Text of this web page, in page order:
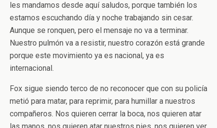
les mandamos desde aquí saludos, porque también los
estamos escuchando día y noche trabajando sin cesar.
Aunque se ronquen, pero el mensaje no va a terminar.
Nuestro pulmón va a resistir, nuestro corazón está grande
porque este movimiento ya es nacional, ya es
internacional.
Fox sigue siendo terco de no reconocer que con su policía
metió para matar, para reprimir, para humillar a nuestros
compañeros. Nos quieren cerrar la boca, nos quieren atar